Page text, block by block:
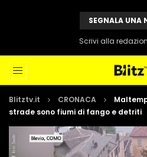
SEGNALA UNA
Scrivi alla
Blitztv.it CRONACA
strade sono fiumi di fango e detriti